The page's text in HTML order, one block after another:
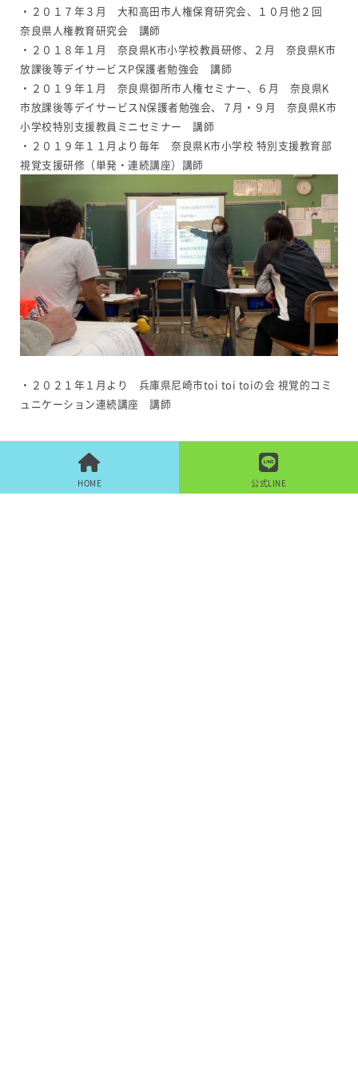
・２０１７年３月 大和高田市人権保育研究会、１０月他２回
奈良県人権教育研究会 講師
・２０１８年１月 奈良県K市小学校教員研修、２月 奈良県K市
放課後等デイサービスP保護者勉強会 講師
・２０１９年１月 奈良県御所市人権セミナー、６月 奈良県K
市放課後等デイサービスN保護者勉強会、７月・９月 奈良県K市
小学校特別支援教員ミニセミナー 講師
・２０１９年１１月より毎年 奈良県K市小学校 特別支援教育部
視覚支援研修（単発・連続講座）講師
・２０２１年１月より 兵庫県尼崎市toi toi toiの会 視覚的コミ
ュニケーション連続講座 講師
HOME 公式LINE